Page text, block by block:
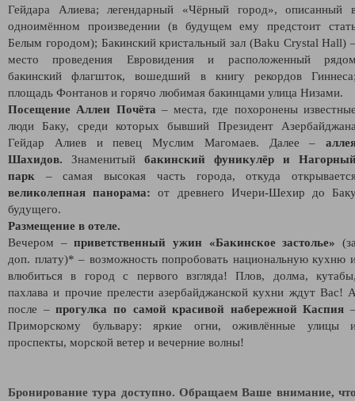
Гейдара Алиева; легендарный «Чёрный город», описанный
одноимённом произведении (в будущем ему предстоит
Белым городом); Бакинский кристальный зал (Baku Crystal Hall)
место проведения Евровидения и расположенный
бакинский флагшток, вошедший в книгу рекордов
площадь Фонтанов и горячо любимая бакинцами улица Низами.
Посещение Аллеи Почёта – места, где похоронены
люди Баку, среди которых бывший Президент
Гейдар Алиев и певец Муслим Магомаев. Далее –
Шахидов. Знаменитый бакинский фуникулёр и
парк – самая высокая часть города, откуда
великолепная панорама: от древнего Ичери-Шехир до
будущего.
Размещение в отеле.
Вечером –приветственный ужин «Бакинское застолье»
доп. плату)* – возможность попробовать национальную кухню
влюбиться в город с первого взгляда! Плов, долма,
пахлава и прочие прелести азербайджанской кухни ждут Вас!
после –прогулка по самой красивой набережной Каспия
Приморскому бульвару: яркие огни, оживлённые улицы
проспекты, морской ветер и вечерние волны!
Бронирование тура доступно. Обращаем Ваше внимание,